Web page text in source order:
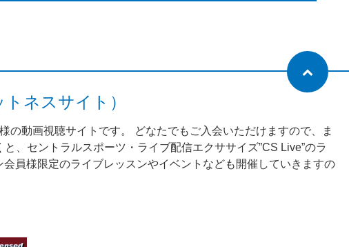
ネスサイト）
動画視聴サイトです。 どなたでもご入会いただけますので、ま
、セントラルスポーツ・ライブ配信エクササイズ”CS Live”のラ
員様限定のライブレッスンやイベントなども開催していきますの